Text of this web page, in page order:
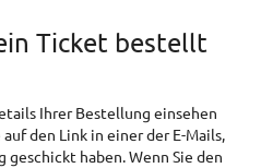
Ticket bestellt
Ihrer Bestellung einsehen
den Link in einer der E-Mails,
haben. Wenn Sie den